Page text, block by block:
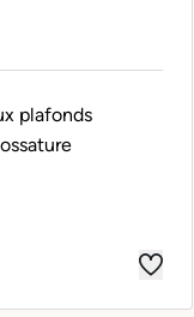
plafonds